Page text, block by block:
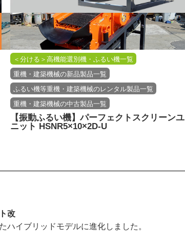
＜分ける＞高機能選別機・ふるい機一覧
重機・建築機械の新品製品一覧
ふるい機等重機・建築機械のレンタル製品一覧
重機・建築機械の中古製品一覧
【振動ふるい機】パーフェクトスクリーンユ
ニット HSNR5×10×2D-U
改
ハイブリッドモデルに進化しました。